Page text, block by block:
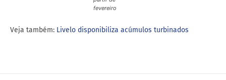
fevereiro
Veja também: Livelo disponibiliza acúmulos turbinados